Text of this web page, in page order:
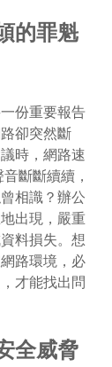
的罪魁
份重要報告
卻突然斷
時，網路速
斷斷續續，
相識？辦公
出現，嚴重
料損失。想
路環境，必
才能找出問
全威脅